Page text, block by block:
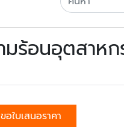
มร้อนอุตสาหก
ขอใบเสนอราคา